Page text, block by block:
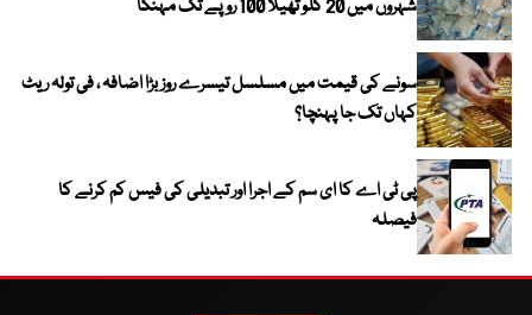
شہروں میں 20 کلو تھیلا 100 روپے تک مہنگا
سونے کی قیمت میں مسلسل تیسرے روز بڑا اضافہ ، فی تولہ ریٹ
کہاں تک جا پہنچا؟
پی ٹی اے کا ای سم کے اجرا اور تبدیلی کی فیس کم کرنے کا
فیصلہ